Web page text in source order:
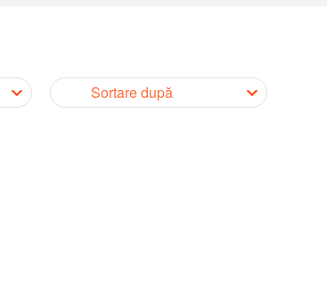
Sortare după